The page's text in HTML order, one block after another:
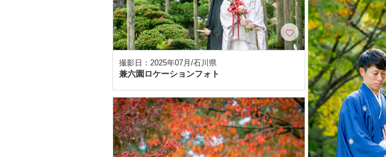
撮影日：2025年07月/石川県
兼六園ロケーションフォト